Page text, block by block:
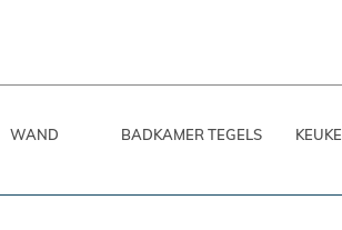
WAND BADKAMER TEGELS